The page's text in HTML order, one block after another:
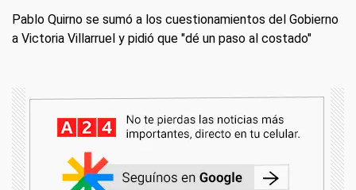
Pablo Quirno se sumó a los cuestionamientos del Gobierno
a Victoria Villarruel y pidió que "dé un paso al costado"